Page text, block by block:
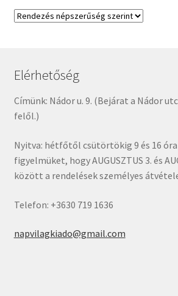
Elérhetőség
Címünk: Nádor u. 9. (Bejárat a Nádor
felől.)
Nyitva: hétfőtől csütörtökig 9 és 16
figyelmüket, hogy AUGUSZTUS 3. és
között a rendelések személyes
Telefon: +3630 719 1636
napvilagkiado@gmail.com